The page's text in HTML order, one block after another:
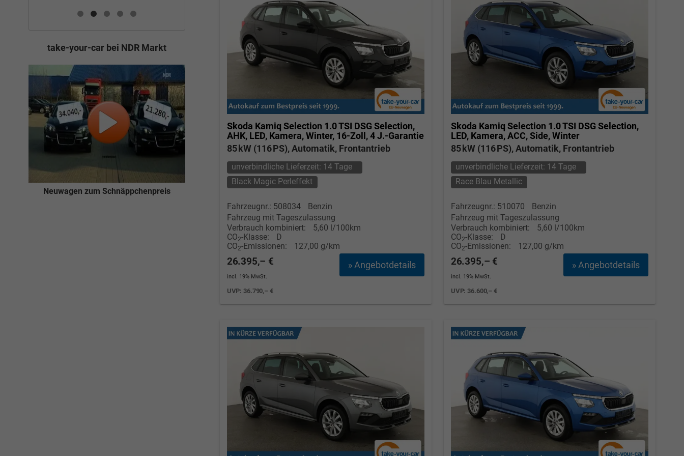
Skoda Kamiq Selection 1.0 TSI DSG Selection,
AHK, LED, Kamera, Winter, 16-Zoll, 4 J.-Garantie
85 kW (116 PS), Automatik, Frontantrieb
unverbindliche Lieferzeit: 14 Tage
Black Magic Perleffekt
Fahrzeugnr.: 508034
Benzin
Fahrzeug mit Tageszulassung
Verbrauch kombiniert:
5,60 l/100km
CO2-Klasse:
D
CO2-Emissionen: 127,00 g/km
» Angebotdetails
26.395,– €
incl. 19% MwSt.
UVP: 36.790,– €
Skoda Kamiq Selection 1.0 TSI DSG Selection,
LED, Kamera, ACC, Side, Winter
85 kW (116 PS), Automatik, Frontantrieb
unverbindliche Lieferzeit: 14 Tage
Race Blau Metallic
Fahrzeugnr.: 510070
Benzin
Fahrzeug mit Tageszulassung
Verbrauch kombiniert:
5,60 l/100km
CO2-Klasse:
D
CO2-Emissionen: 127,00 g/km
» Angebotdetails
26.395,– €
incl. 19% MwSt.
UVP: 36.600,– €
take-your-car bei NDR Markt
Neuwagen zum Schnäppchenpreis